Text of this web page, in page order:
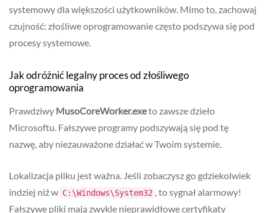
systemowy dla większości użytkowników. Mimo to, zachowaj
czujność: złośliwe oprogramowanie często podszywa się pod
procesy systemowe.
Jak odróżnić legalny proces od złośliwego
oprogramowania
Prawdziwy MusoCoreWorker.exeto zawsze dzieło
Microsoftu. Fałszywe programy podszywają się pod tę
nazwę, aby niezauważone działać w Twoim systemie.
Lokalizacja pliku jest ważna. Jeśli zobaczysz go gdziekolwiek
indziej niż w C:\Windows\System32 , to sygnał alarmowy!
Fałszywe pliki mają zwykle nieprawidłowe certyfikaty